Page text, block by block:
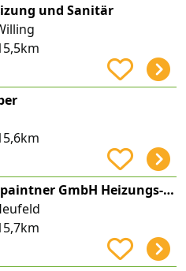
und Sanitär
Johann Bernpaintner GmbH Heizungs- und Lüftungsbau